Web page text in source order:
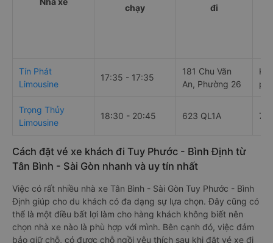
chạy đi
Tín Phát
Limousine
17:35 - 17:35
181 Chu Văn
An, Phường 26
Trọng Thủy
Limousine
18:30 - 20:45 623 QL1A 71
Cách đặt vé xe khách đi Tuy Phước - Bình Định từ
Tân Bình - Sài Gòn nhanh và uy tín nhất
Việc có rất nhiều nhà xe Tân Bình - Sài Gòn Tuy Phước - Bình
Định giúp cho du khách có đa dạng sự lựa chọn. Đây cũng có
thể là một điều bất lợi làm cho hàng khách không biết nên
chọn nhà xe nào là phù hợp với mình. Bên cạnh đó, việc đảm
bảo giữ chỗ, có được chỗ ngồi yêu thích sau khi đặt vé xe đi